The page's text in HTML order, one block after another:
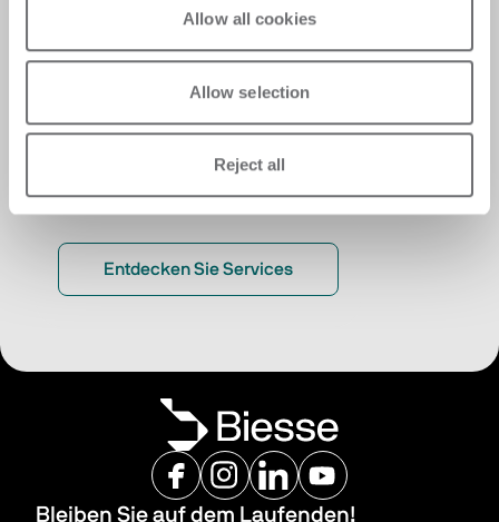
Allow all cookies
Allow selection
Reject all
Entdecken Sie Services
Bleiben Sie auf dem Laufenden!